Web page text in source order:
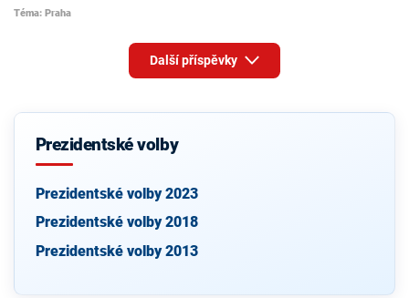
Téma: Praha
Další příspěvky
Prezidentské volby
Prezidentské volby 2023
Prezidentské volby 2018
Prezidentské volby 2013